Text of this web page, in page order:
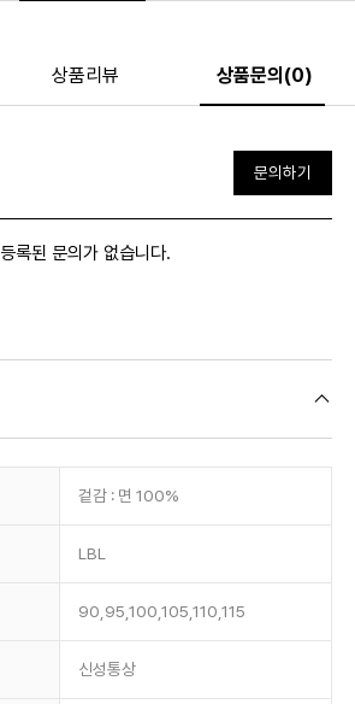
상품리뷰 상품문의(0)
문의하기
등록된 문의가 없습니다.
겉감 : 면 100%
LBL
90,95,100,105,110,115
신성통상